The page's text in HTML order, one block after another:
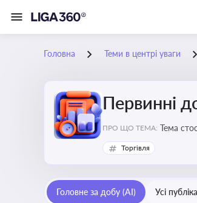
Головна Теми в центрі уваги
Первинні
ПРО ЩО ТЕМА: Тема
Торгівля
Головне за добу (AI) Усі